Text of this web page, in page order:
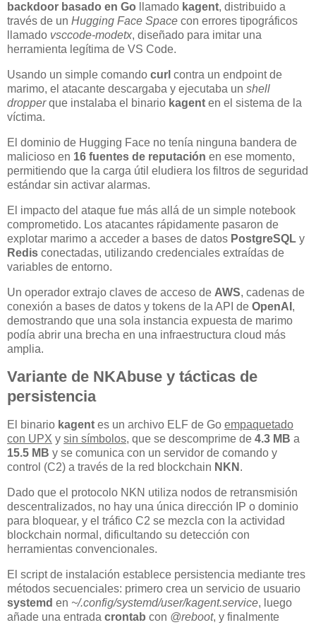
backdoor basado en Go llamado kagent, distribuido a
través de un Hugging Face Space con errores tipográficos
llamado vsccode-modetx, diseñado para imitar una
herramienta legítima de VS Code.
Usando un simple comando curl contra un endpoint de
marimo, el atacante descargaba y ejecutaba un shell
dropperque instalaba el binario kagent en el sistema de la
víctima.
El dominio de Hugging Face no tenía ninguna bandera de
malicioso en 16 fuentes de reputación en ese momento,
permitiendo que la carga útil eludiera los filtros de seguridad
estándar sin activar alarmas.
El impacto del ataque fue más allá de un simple notebook
comprometido. Los atacantes rápidamente pasaron de
explotar marimo a acceder a bases de datos PostgreSQL y
Redis conectadas, utilizando credenciales extraídas de
variables de entorno.
Un operador extrajo claves de acceso de AWS, cadenas de
conexión a bases de datos y tokens de la API de OpenAI ,
demostrando que una sola instancia expuesta de marimo
podía abrir una brecha en una infraestructura cloud más
amplia.
Variante de NKAbuse y tácticas de
persistencia
El binario kagent es un archivo ELF de Go empaquetado
con UPX y sin símbolos, que se descomprime de 4.3 MB a
15.5 MB y se comunica con un servidor de comando y
control (C2) a través de la red blockchain NKN .
Dado que el protocolo NKN utiliza nodos de retransmisión
descentralizados, no hay una única dirección IP o dominio
para bloquear, y el tráfico C2 se mezcla con la actividad
blockchain normal, dificultando su detección con
herramientas convencionales.
El script de instalación establece persistencia mediante tres
métodos secuenciales: primero crea un servicio de usuario
systemd en ~/.config/systemd/user/kagent.service, luego
añade una entrada crontab con @reboot, y finalmente